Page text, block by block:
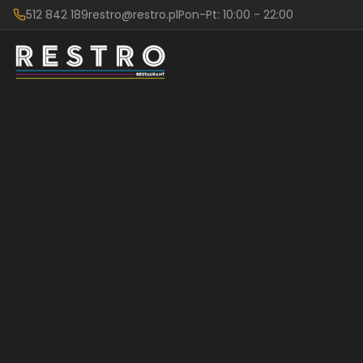
512 842 189restro@restro.plPon-Pt: 10:00 - 22:00